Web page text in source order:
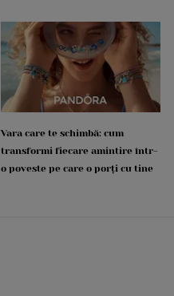
Vara care te schimbă: cum
transformi fiecare amintire într-
o poveste pe care o porți cu tine